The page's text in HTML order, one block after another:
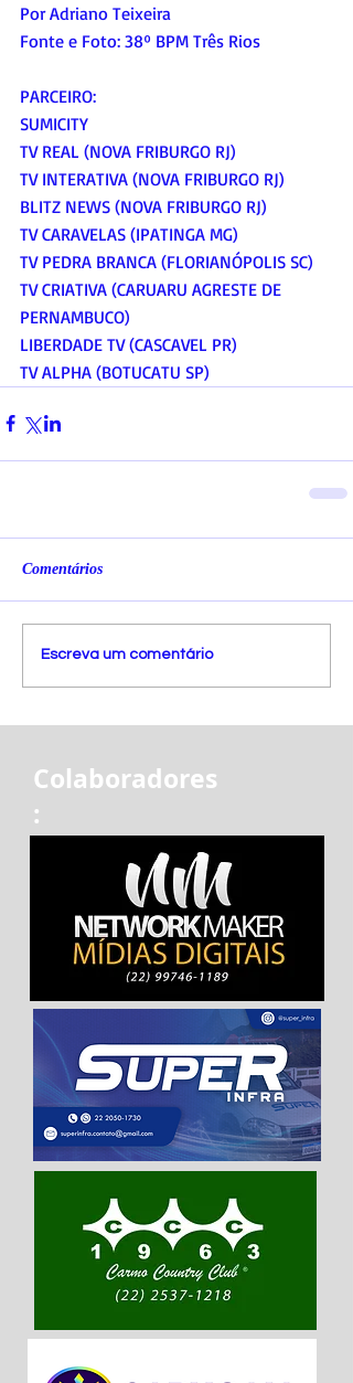
Por Adriano Teixeira
Fonte e Foto: 38º BPM Três Rios
PARCEIRO:
SUMICITY
TV REAL (NOVA FRIBURGO RJ)
TV INTERATIVA (NOVA FRIBURGO RJ)
BLITZ NEWS (NOVA FRIBURGO RJ)
TV CARAVELAS (IPATINGA MG)
TV PEDRA BRANCA (FLORIANÓPOLIS SC)
TV CRIATIVA (CARUARU AGRESTE DE
PERNAMBUCO)
LIBERDADE TV (CASCAVEL PR)
TV ALPHA (BOTUCATU SP)
Comentários
Escreva um comentário
Colaboradores
: